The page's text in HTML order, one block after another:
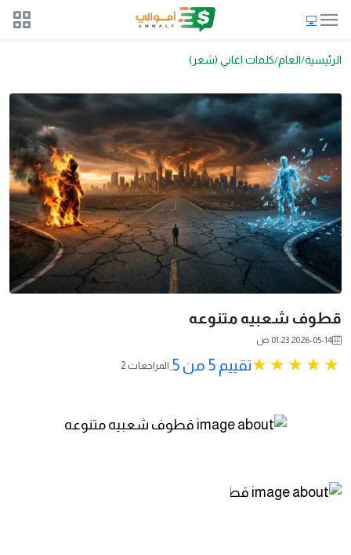
الرئيسية العام كلمات اغاني (شعر)
قطوف شعبيه متنوعه
2026-05-14 01:23 ص
تقييم 5 من 5. 2 المراجعات